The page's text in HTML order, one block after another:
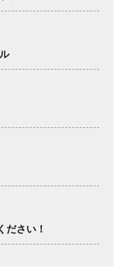
ださい！